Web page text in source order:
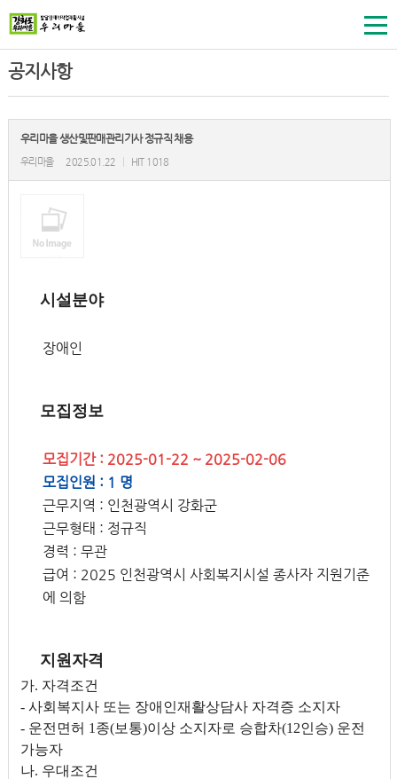
공지사항
우리마을 생산및판매관리기사 정규직 채용
우리마을 2025.01.22 HIT 1018
시설분야
장애인
모집정보
모집기간 : 2025-01-22 ~ 2025-02-06
모집인원 : 1 명
근무지역 : 인천광역시 강화군
근무형태 : 정규직
경력 : 무관
급여 : 2025 인천광역시 사회복지시설 종사자 지원기준
에 의함
지원자격
가. 자격조건
- 사회복지사 또는 장애인재활상담사 자격증 소지자
- 운전면허 1종(보통)이상 소지자로 승합차(12인승) 운전
가능자
나. 우대조건